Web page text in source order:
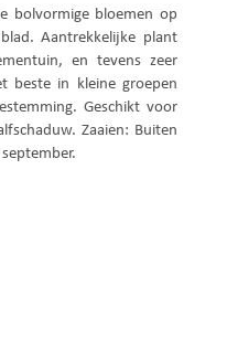
bolvormige bloemen op
Aantrekkelijke plant
en tevens zeer
beste in kleine groepen
Geschikt voor
Zaaien: Buiten